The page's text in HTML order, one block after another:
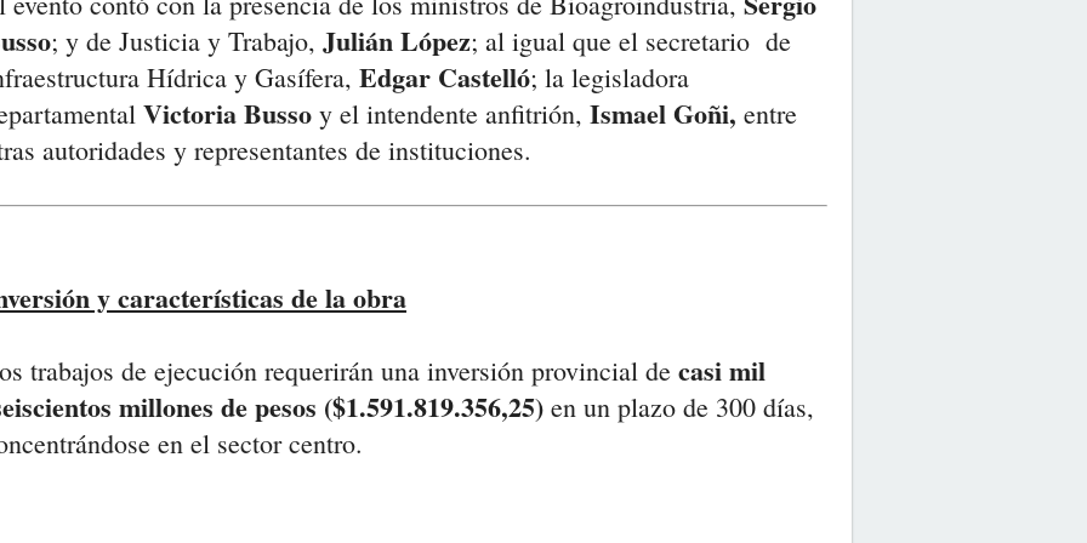
; y de Justicia y Trabajo, Julián López; al igual que el secretario de
Hídrica y Gasífera, Edgar Castelló; la legisladora
Victoria Busso y el intendente anfitrión, Ismael Goñi, entre
autoridades y representantes de instituciones.
y características de la obra
trabajos de ejecución requerirán una inversión provincial de casi mil
millones de pesos ($1.591.819.356,25) en un plazo de 300 días,
en el sector centro.